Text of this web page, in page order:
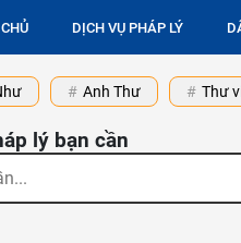
DỊCH VỤ PHÁP LÝ
Anh Thư Thư
lý bạn cần